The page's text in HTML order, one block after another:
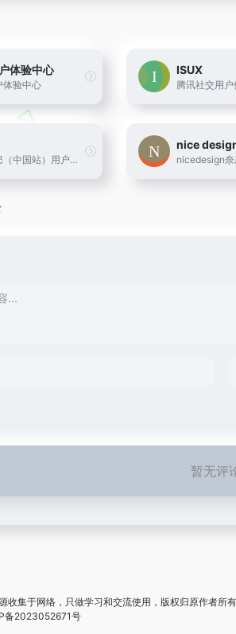
体验中心
体验中心
ISUX
腾讯社交用
阿里巴巴（中国站）用户体验设计部博客U一点设计 UED团队
nice
暂无评
收集于网络，只做学习和交流使用，版权归原作者
备2023052671号